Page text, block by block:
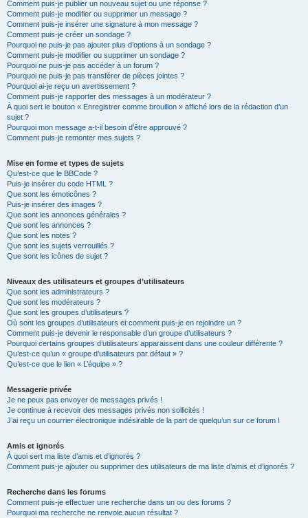
Comment puis-je publier un nouveau sujet ou une réponse ?
Comment puis-je modifier ou supprimer un message ?
Comment puis-je insérer une signature à mon message ?
Comment puis-je créer un sondage ?
Pourquoi ne puis-je pas ajouter plus d’options à un sondage ?
Comment puis-je modifier ou supprimer un sondage ?
Pourquoi ne puis-je pas accéder à un forum ?
Pourquoi ne puis-je pas transférer de pièces jointes ?
Pourquoi ai-je reçu un avertissement ?
Comment puis-je rapporter des messages à un modérateur ?
À quoi sert le bouton « Enregistrer comme brouillon » affiché lors de la rédaction d’un
sujet ?
Pourquoi mon message a-t-il besoin d’être approuvé ?
Comment puis-je remonter mes sujets ?
Mise en forme et types de sujets
Qu’est-ce que le BBCode ?
Puis-je insérer du code HTML ?
Que sont les émoticônes ?
Puis-je insérer des images ?
Que sont les annonces générales ?
Que sont les annonces ?
Que sont les notes ?
Que sont les sujets verrouillés ?
Que sont les icônes de sujet ?
Niveaux des utilisateurs et groupes d’utilisateurs
Que sont les administrateurs ?
Que sont les modérateurs ?
Que sont les groupes d’utilisateurs ?
Où sont les groupes d’utilisateurs et comment puis-je en rejoindre un ?
Comment puis-je devenir le responsable d’un groupe d’utilisateurs ?
Pourquoi certains groupes d’utilisateurs apparaissent dans une couleur différente ?
Qu’est-ce qu’un « groupe d’utilisateurs par défaut » ?
Qu’est-ce que le lien « L’équipe » ?
Messagerie privée
Je ne peux pas envoyer de messages privés !
Je continue à recevoir des messages privés non sollicités !
J’ai reçu un courrier électronique indésirable de la part de quelqu’un sur ce forum !
Amis et ignorés
À quoi sert ma liste d’amis et d’ignorés ?
Comment puis-je ajouter ou supprimer des utilisateurs de ma liste d’amis et d’ignorés ?
Recherche dans les forums
Comment puis-je effectuer une recherche dans un ou des forums ?
Pourquoi ma recherche ne renvoie aucun résultat ?